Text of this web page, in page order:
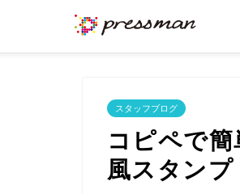
スタッフブログ
コピペで
風スタンプ